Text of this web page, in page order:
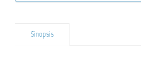
Sinopsis